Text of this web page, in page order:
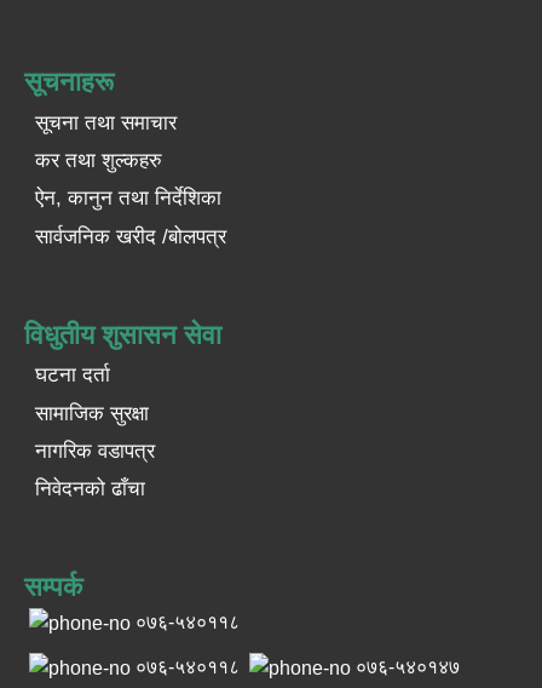
सूचनाहरू
सूचना तथा समाचार
कर तथा शुल्कहरु
ऐन, कानुन तथा निर्देशिका
सार्वजनिक खरीद /बोलपत्र
विधुतीय शुसासन सेवा
घटना दर्ता
सामाजिक सुरक्षा
नागरिक वडापत्र
निवेदनको ढाँचा
सम्पर्क
०७६-५४०११८
०७६-५४०११८ ०७६-५४०१४७